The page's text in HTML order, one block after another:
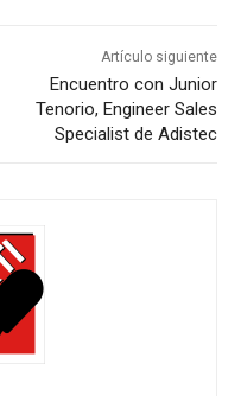
Artículo siguiente
Encuentro con Junior
Tenorio, Engineer Sales
Specialist de Adistec